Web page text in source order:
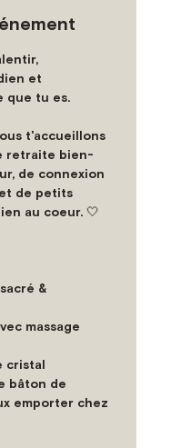
et
que tu es.
t'accueillons
retraite bien-
de connexion
de petits
au coeur. 🤍
&
massage
cristal
bâton de
emporter chez